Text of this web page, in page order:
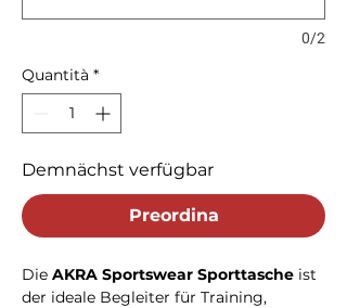
0/2
Quantità *
Demnächst verfügbar
Preordina
Die AKRA Sportswear Sporttasche ist
der ideale Begleiter für Training,